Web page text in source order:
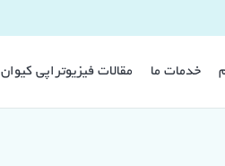
خدمات ما مقالات فیزیوتراپی کیوان